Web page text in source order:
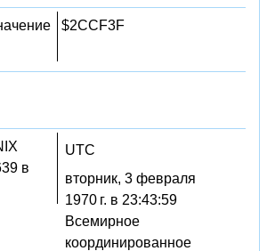
$2CCF3F
в
UTC
вторник, 3 февраля
1970 г. в 23:43:59
Всемирное
координированное